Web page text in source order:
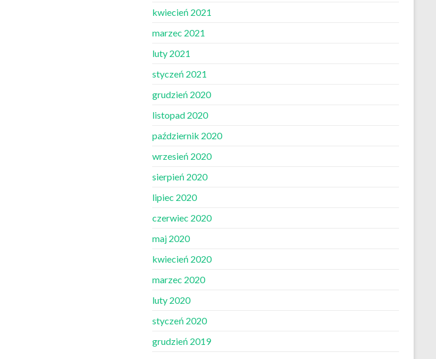
kwiecień 2021
marzec 2021
luty 2021
styczeń 2021
grudzień 2020
listopad 2020
październik 2020
wrzesień 2020
sierpień 2020
lipiec 2020
czerwiec 2020
maj 2020
kwiecień 2020
marzec 2020
luty 2020
styczeń 2020
grudzień 2019